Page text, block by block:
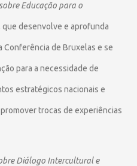
Educação para o
que desenvolve e aprofunda
Conferência de Bruxelas e se
para a necessidade de
estratégicos nacionais e
trocas de experiências
Diálogo Intercultural e